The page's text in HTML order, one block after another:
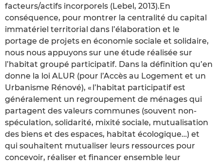
facteurs/actifs incorporels (Lebel, 2013).En
conséquence, pour montrer la centralité du capital
immatériel territorial dans l’élaboration et le
portage de projets en économie sociale et solidaire,
nous nous appuyons sur une étude réalisée sur
l’habitat groupé participatif. Dans la définition qu’en
donne la loi ALUR (pour l’Accès au Logement et un
Urbanisme Rénové), « l’habitat participatif est
généralement un regroupement de ménages qui
partagent des valeurs communes (souvent non-
spéculation, solidarité, mixité sociale, mutualisation
des biens et des espaces, habitat écologique…) et
qui souhaitent mutualiser leurs ressources pour
concevoir, réaliser et financer ensemble leur